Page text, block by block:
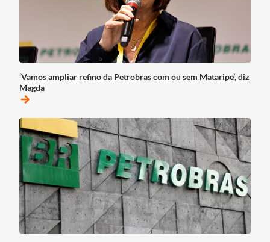
‘Vamos ampliar refino da Petrobras com ou sem Mataripe’, diz
Magda
arrow_forward